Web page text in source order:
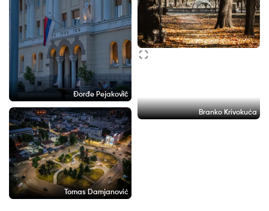
Đorđe Pejaković
Branko Krivokuća
Tomas Damjanović